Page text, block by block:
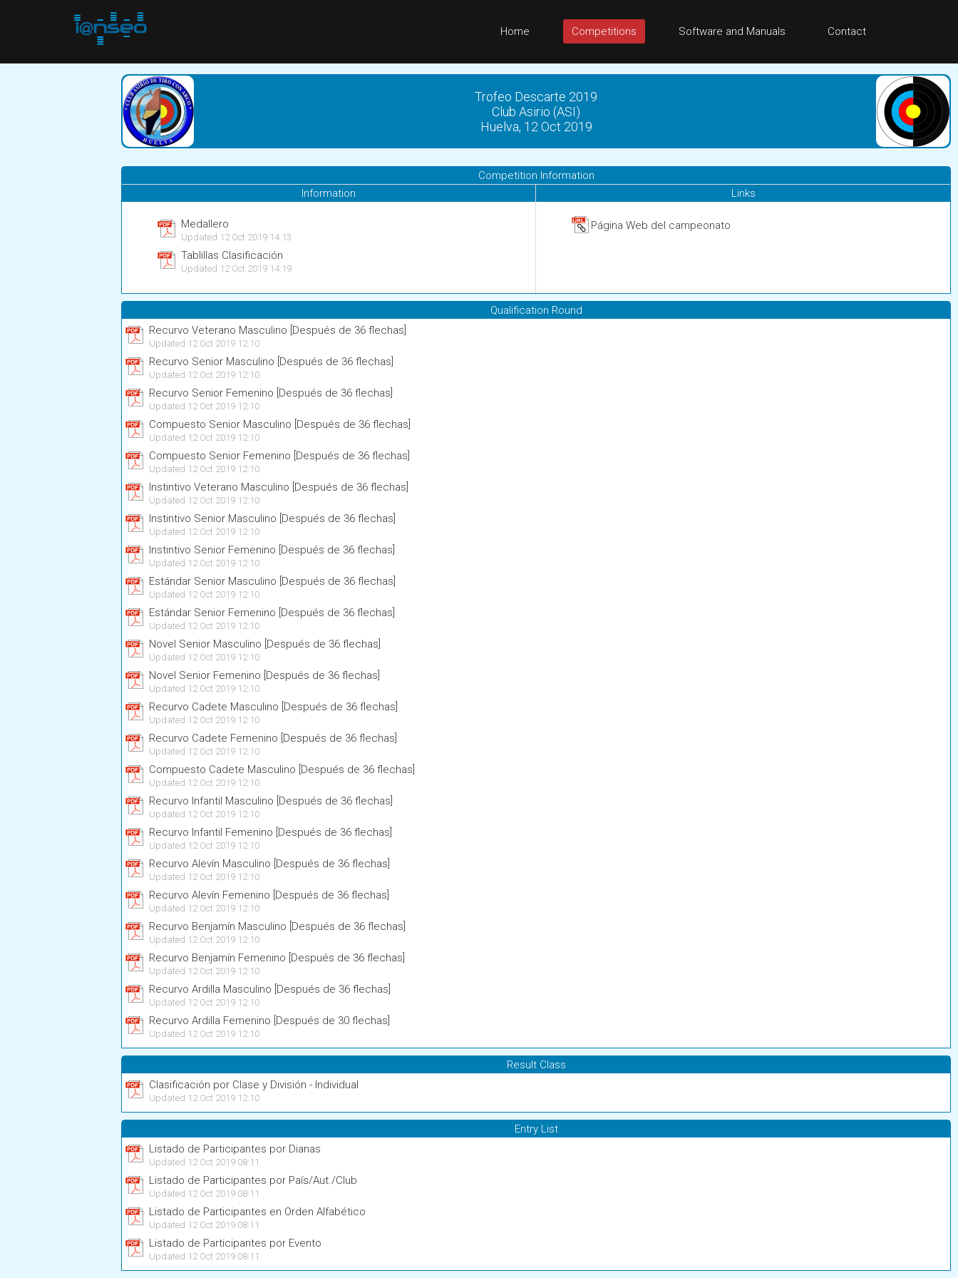
Home Competitions Software and Manuals Contact
Trofeo Descarte 2019
Club Asirio (ASI)
Huelva, 12 Oct 2019
Competition Information
Information
Medallero
Updated 12 Oct 2019 14:13
Tablillas Clasificación
Updated 12 Oct 2019 14:19
Links
Página Web del campeonato
Qualification Round
Recurvo Veterano Masculino [Después de 36 flechas]
Updated 12 Oct 2019 12:10
Recurvo Senior Masculino [Después de 36 flechas]
Updated 12 Oct 2019 12:10
Recurvo Senior Femenino [Después de 36 flechas]
Updated 12 Oct 2019 12:10
Compuesto Senior Masculino [Después de 36 flechas]
Updated 12 Oct 2019 12:10
Compuesto Senior Femenino [Después de 36 flechas]
Updated 12 Oct 2019 12:10
Instintivo Veterano Masculino [Después de 36 flechas]
Updated 12 Oct 2019 12:10
Instintivo Senior Masculino [Después de 36 flechas]
Updated 12 Oct 2019 12:10
Instintivo Senior Femenino [Después de 36 flechas]
Updated 12 Oct 2019 12:10
Estándar Senior Masculino [Después de 36 flechas]
Updated 12 Oct 2019 12:10
Estándar Senior Femenino [Después de 36 flechas]
Updated 12 Oct 2019 12:10
Novel Senior Masculino [Después de 36 flechas]
Updated 12 Oct 2019 12:10
Novel Senior Femenino [Después de 36 flechas]
Updated 12 Oct 2019 12:10
Recurvo Cadete Masculino [Después de 36 flechas]
Updated 12 Oct 2019 12:10
Recurvo Cadete Femenino [Después de 36 flechas]
Updated 12 Oct 2019 12:10
Compuesto Cadete Masculino [Después de 36 flechas]
Updated 12 Oct 2019 12:10
Recurvo Infantil Masculino [Después de 36 flechas]
Updated 12 Oct 2019 12:10
Recurvo Infantil Femenino [Después de 36 flechas]
Updated 12 Oct 2019 12:10
Recurvo Alevín Masculino [Después de 36 flechas]
Updated 12 Oct 2019 12:10
Recurvo Alevín Femenino [Después de 36 flechas]
Updated 12 Oct 2019 12:10
Recurvo Benjamín Masculino [Después de 36 flechas]
Updated 12 Oct 2019 12:10
Recurvo Benjamín Femenino [Después de 36 flechas]
Updated 12 Oct 2019 12:10
Recurvo Ardilla Masculino [Después de 36 flechas]
Updated 12 Oct 2019 12:10
Recurvo Ardilla Femenino [Después de 30 flechas]
Updated 12 Oct 2019 12:10
Result Class
Clasificación por Clase y División - Individual
Updated 12 Oct 2019 12:10
Entry List
Listado de Participantes por Dianas
Updated 12 Oct 2019 08:11
Listado de Participantes por País/Aut./Club
Updated 12 Oct 2019 08:11
Listado de Participantes en Orden Alfabético
Updated 12 Oct 2019 08:11
Listado de Participantes por Evento
Updated 12 Oct 2019 08:11